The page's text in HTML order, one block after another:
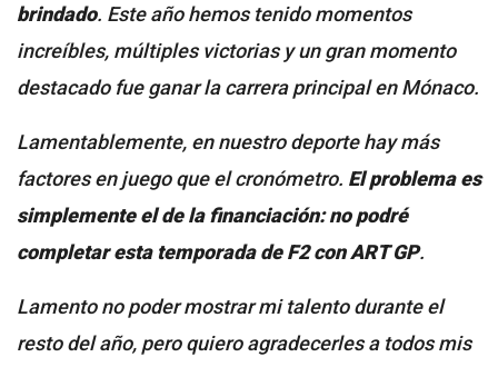
brindado. Este año hemos tenido momentos
increíbles, múltiples victorias y un gran momento
destacado fue ganar la carrera principal en Mónaco.
Lamentablemente, en nuestro deporte hay más
factores en juego que el cronómetro. El problema es
simplemente el de la financiación: no podré
completar esta temporada de F2 con ART GP.
Lamento no poder mostrar mi talento durante el
resto del año, pero quiero agradecerles a todos mis